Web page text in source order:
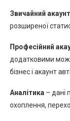
Звичайний акаунт
розширеної
Професійний
додатковими
бізнес і акаунт
Аналітика – дані
охоплення,